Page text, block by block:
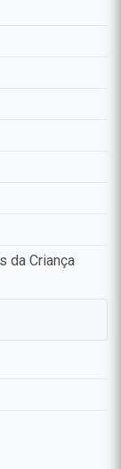
da Criança